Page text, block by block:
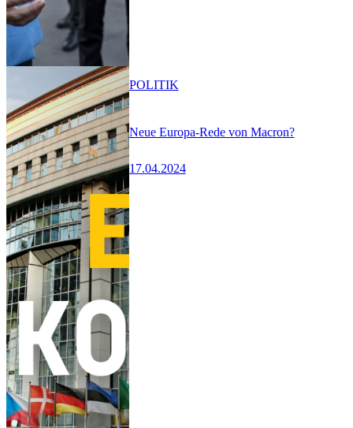
Neue Europa-Rede von Macron?
17.04.2024
POLITIK